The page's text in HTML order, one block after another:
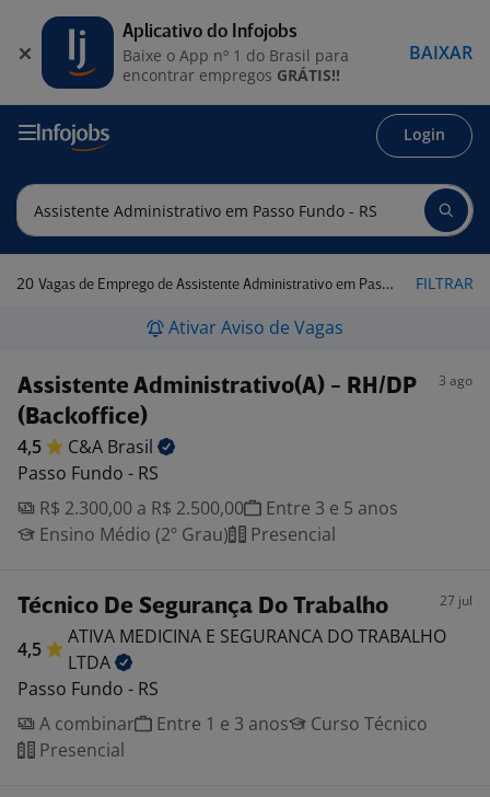
Login
20 Vagas de Emprego de Assistente Administrativo em Passo Fundo - RS FILTRAR
Ativar Aviso de Vagas
Assistente Administrativo(A) - RH/DP
(Backoffice)
3 ago
4,5 C&A Brasil
Passo Fundo - RS
R$ 2.300,00 a R$ 2.500,00
Entre 3 e 5 anos
Ensino Médio (2º Grau)
Presencial
Técnico De Segurança Do Trabalho 27 jul
4,5
ATIVA MEDICINA E SEGURANCA DO TRABALHO
LTDA
Passo Fundo - RS
A combinar
Entre 1 e 3 anos
Curso Técnico
Presencial
Aplicativo do Infojobs
Baixe o App nº 1 do Brasil para
encontrar empregos GRÁTIS!!
BAIXAR